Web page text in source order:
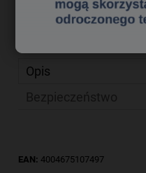
Producent: SCHNEIDER
Kod produktu:
fl 0176098
Opis
EAN: 4004675107497